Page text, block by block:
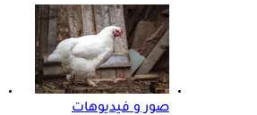
صور و فيديوهات